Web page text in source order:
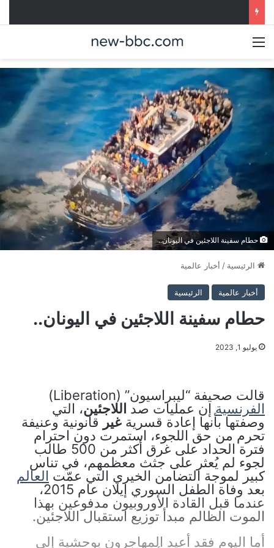
حطام سفينة اللاجئين في اليونان..
الرئيسية / أخبار عالمية
أخبار عالمية الرئيسية
حطام سفينة اللاجئين في اليونان..
يوليو 1, 2023
قالت صحيفة “ليبراسيون” (Liberation)
الفرنسيةإن عمليات صد اللاجئين، التي
وصفتها بأنها إعادة قسرية غير قانونية وعنيفة
تحرم من حق اللجوء، استمرت دون احترام
فترة الحداد على غرق أكثر من 500 طالب
لجوء لم يُعثر على جثث معظمهم، في تناس
كبير لموجة التضامن الخيري التي عمّت العالم
بعد وفاة الطفل السوري إيلان عام 2015،
عندما قبل القادة الأوروبيون مدفوعين بهذا
الموت الظالم مبدأ توزيع استقبال اللاجئين.
أما اليوم فقد أعيد المهاجرون بوحشية إلى